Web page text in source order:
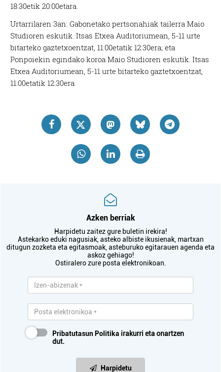
18:30etik 20:00etara.
Urtarrilaren 3an: Gabonetako pertsonahiak tailerra Maio
Studioren eskutik. Itsas Etxea Auditoriumean, 5-11 urte
bitarteko gaztetxoentzat, 11:00etatik 12:30era; eta
Ponpoiekin egindako koroa Maio Studioren eskutik. Itsas
Etxea Auditoriumean, 5-11 urte bitarteko gaztetxoentzat,
11:00etatik 12:30era.
Azken berriak
Harpidetu zaitez gure buletin irekira!
Astekarko eduki nagusiak, asteko albiste ikusienak, martxan
ditugun zozketa eta egitasmoak, asteburuko egitarauen agenda eta
askoz gehiago!
Ostiralero zure posta elektronikoan.
Pribatutasun Politika irakurri eta onartzen
dut.
Harpidetu